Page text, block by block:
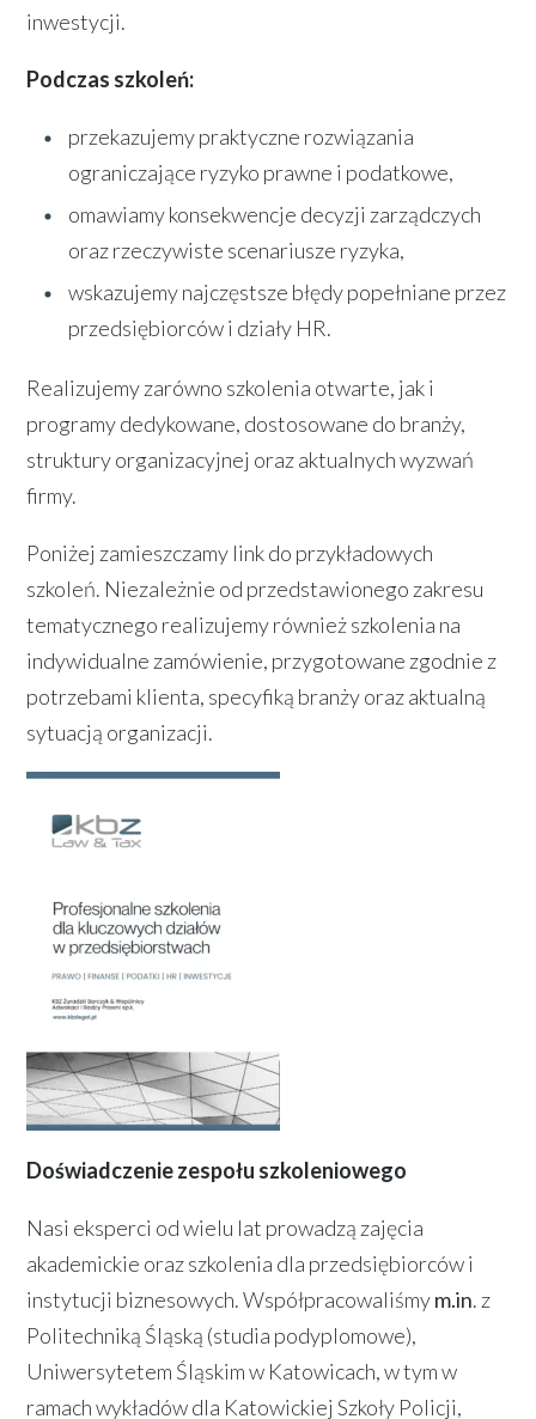
inwestycji.
Podczas szkoleń:
przekazujemy praktyczne rozwiązania
ograniczające ryzyko prawne i podatkowe,
omawiamy konsekwencje decyzji zarządczych
oraz rzeczywiste scenariusze ryzyka,
wskazujemy najczęstsze błędy popełniane przez
przedsiębiorców i działy HR.
Realizujemy zarówno szkolenia otwarte, jak i
programy dedykowane, dostosowane do branży,
struktury organizacyjnej oraz aktualnych wyzwań
firmy.
Poniżej zamieszczamy link do przykładowych
szkoleń. Niezależnie od przedstawionego zakresu
tematycznego realizujemy również szkolenia na
indywidualne zamówienie, przygotowane zgodnie z
potrzebami klienta, specyfiką branży oraz aktualną
sytuacją organizacji.
Doświadczenie zespołu szkoleniowego
Nasi eksperci od wielu lat prowadzą zajęcia
akademickie oraz szkolenia dla przedsiębiorców i
instytucji biznesowych. Współpracowaliśmym.in. z
Politechniką Śląską (studia podyplomowe),
Uniwersytetem Śląskim w Katowicach, w tym w
ramach wykładów dla Katowickiej Szkoły Policji,